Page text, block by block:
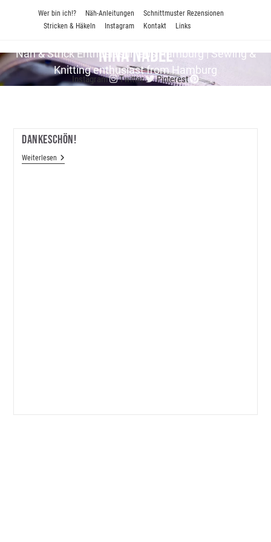
Wer bin ich!? Näh-Anleitungen
Schnittmuster Rezensionen
Stricken & Häkeln
Instagram Kontakt Links
Nina Nadel
Näh & Strick En­thu­si­as­tin aus Hamburg | Sewing &
Knitting enthusiast from Hamburg
Instagram Twitter Pinterest
Dankeschön!
WeiterlesenDankeschön!